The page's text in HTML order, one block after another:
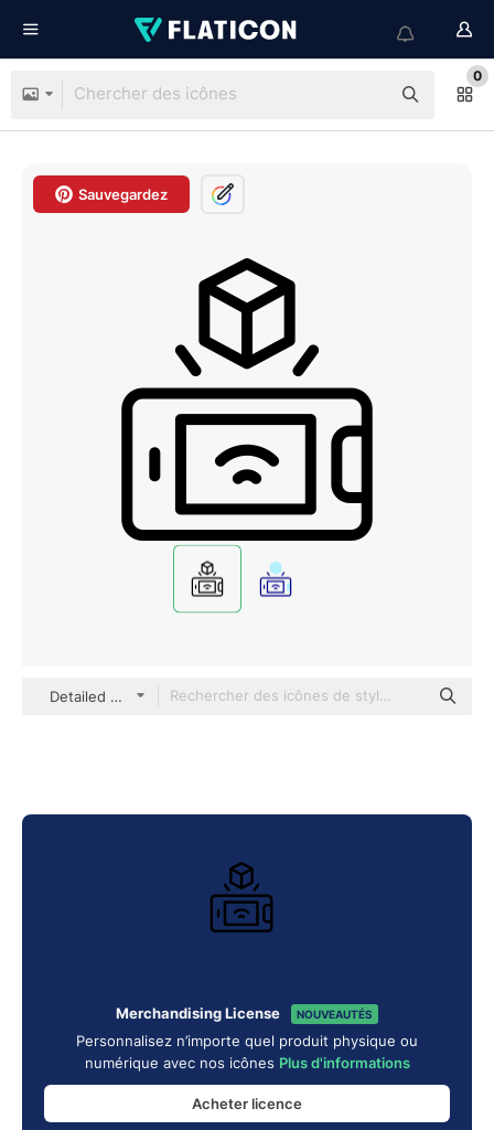
0
Sauvegardez
Detailed Mixed Lineal
Merchandising License NOUVEAUTÉS
Personnalisez n’importe quel produit physique ou
numérique avec nos icônes Plus d'informations
Acheter licence